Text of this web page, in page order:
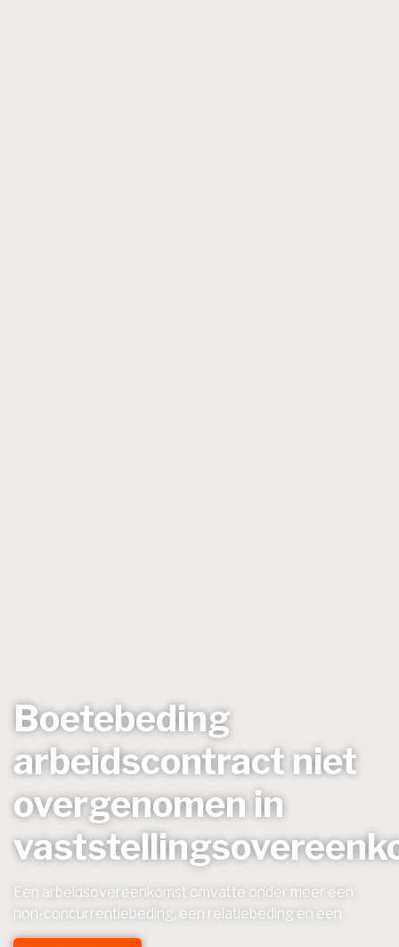
Boetebeding
arbeidscontract niet
overgenomen in
Een arbeidsovereenkomst omvatte onder meer een
non-concurrentiebeding, een relatiebeding en een